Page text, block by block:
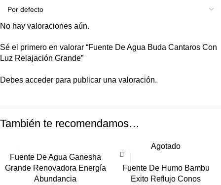
No hay valoraciones aún.
Sé el primero en valorar “Fuente De Agua Buda Cantaros Con
Luz Relajación Grande”
Debes acceder para publicar una valoración.
También te recomendamos…
Fuente De Agua Ganesha
Grande Renovadora Energía
Abundancia
Agotado
Fuente De Humo Bambu
Exito Reflujo Conos